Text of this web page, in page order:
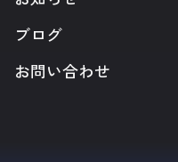
ブログ
お問い合わせ